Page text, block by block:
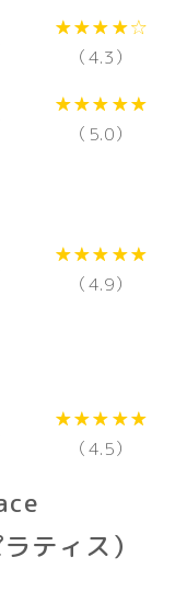
★★★★☆
（4.3）
★★★★★
（5.0）
★★★★★
（4.9）
★★★★★
（4.5）
ティス）